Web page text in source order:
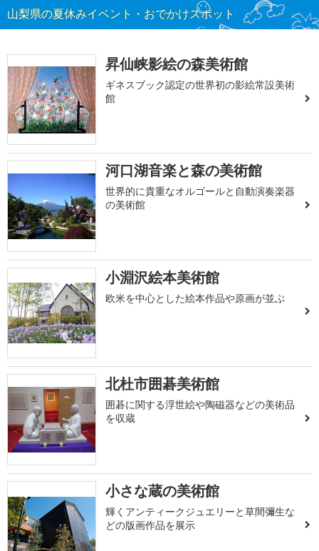
山梨県の夏休みイベント・おでかけスポット
昇仙峡影絵の森美術館
ギネスブック認定の世界初の影絵常設美術
館
河口湖音楽と森の美術館
世界的に貴重なオルゴールと自動演奏楽器
の美術館
小淵沢絵本美術館
欧米を中心とした絵本作品や原画が並ぶ
北杜市囲碁美術館
囲碁に関する浮世絵や陶磁器などの美術品
を収蔵
小さな蔵の美術館
輝くアンティークジュエリーと草間彌生な
どの版画作品を展示